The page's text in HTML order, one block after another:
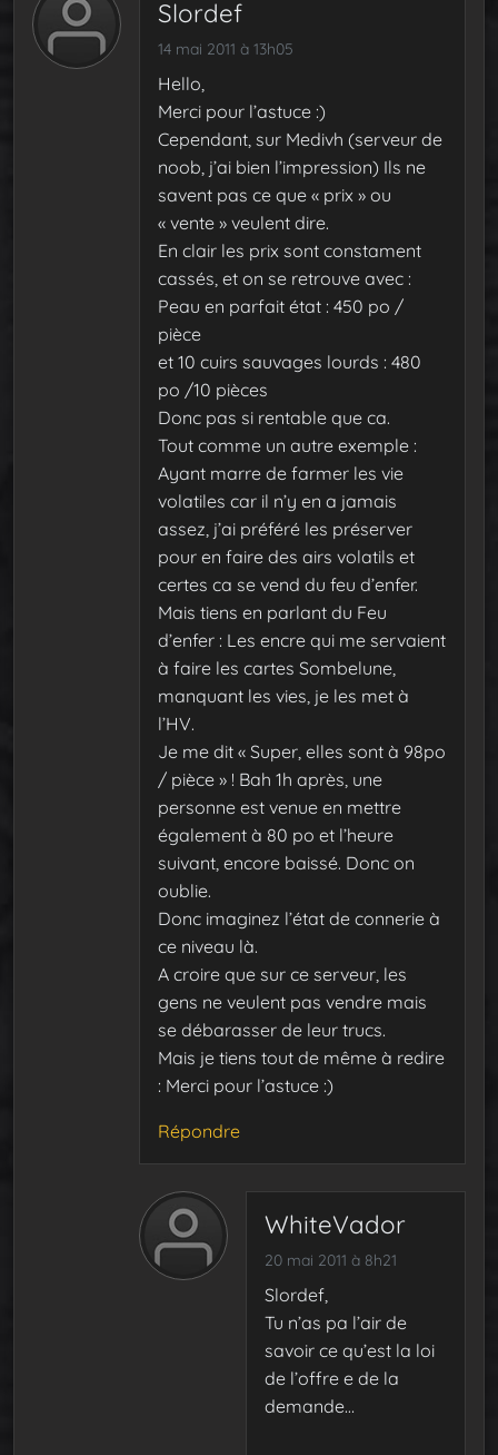
Slordef
14 mai 2011 à 13h05
Hello,
Merci pour l’astuce :)
Cependant, sur Medivh (serveur de
noob, j’ai bien l’impression) Ils ne
savent pas ce que « prix » ou
« vente » veulent dire.
En clair les prix sont constament
cassés, et on se retrouve avec :
Peau en parfait état : 450 po /
pièce
et 10 cuirs sauvages lourds : 480
po /10 pièces
Donc pas si rentable que ca.
Tout comme un autre exemple :
Ayant marre de farmer les vie
volatiles car il n’y en a jamais
assez, j’ai préféré les préserver
pour en faire des airs volatils et
certes ca se vend du feu d’enfer.
Mais tiens en parlant du Feu
d’enfer : Les encre qui me servaient
à faire les cartes Sombelune,
manquant les vies, je les met à
l’HV.
Je me dit « Super, elles sont à 98po
/ pièce » ! Bah 1h après, une
personne est venue en mettre
également à 80 po et l’heure
suivant, encore baissé. Donc on
oublie.
Donc imaginez l’état de connerie à
ce niveau là.
A croire que sur ce serveur, les
gens ne veulent pas vendre mais
se débarasser de leur trucs.
Mais je tiens tout de même à redire
: Merci pour l’astuce :)
Répondre
WhiteVador
20 mai 2011 à 8h21
Slordef,
Tu n’as pa l’air de
savoir ce qu’est la loi
de l’offre e de la
demande…